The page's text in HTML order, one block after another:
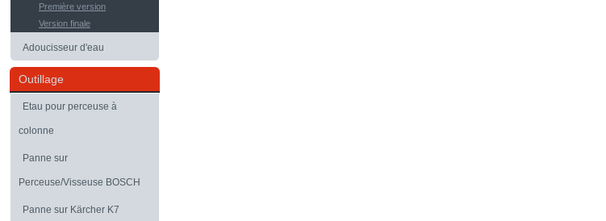
Première version
Version finale
Adoucisseur d'eau
Outillage
Etau pour perceuse à
colonne
Panne sur
Perceuse/Visseuse BOSCH
Panne sur Kärcher K7